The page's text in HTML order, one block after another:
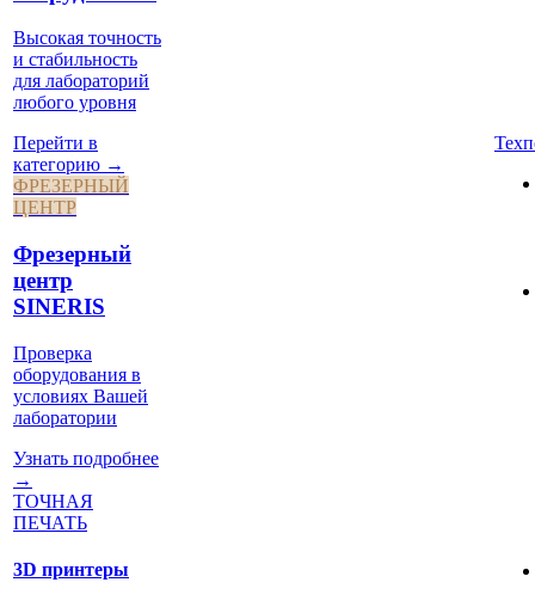
Высокая точность
и стабильность
для лабораторий
любого уровня
Перейти в
категорию →
ФРЕЗЕРНЫЙ
ЦЕНТР
Фрезерный
центр
SINERIS
Проверка
оборудования в
условиях Вашей
лаборатории
Узнать подробнее
→
ТОЧНАЯ
ПЕЧАТЬ
3D принтеры